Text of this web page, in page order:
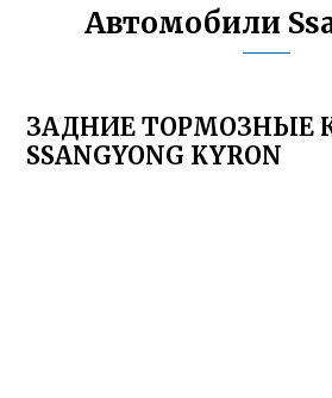
Автомобили
ЗАДНИЕ ТОРМОЗНЫЕ
SSANGYONG KYRON